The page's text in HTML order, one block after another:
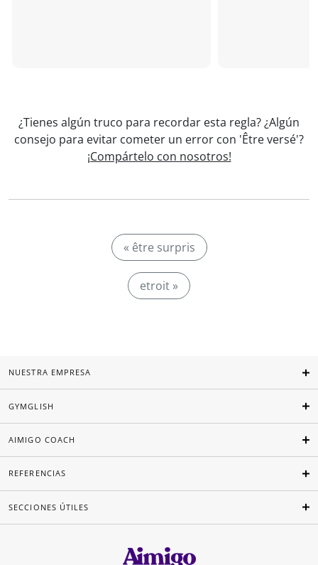
¿Tienes algún truco para recordar esta regla? ¿Algún
consejo para evitar cometer un error con 'Être versé'?
¡Compártelo con nosotros!
« être surpris
etroit »
NUESTRA EMPRESA
GYMGLISH
AIMIGO COACH
REFERENCIAS
SECCIONES ÚTILES